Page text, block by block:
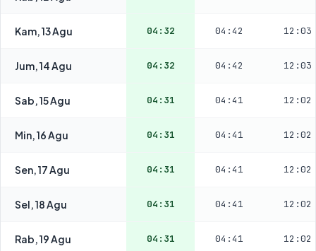
Kam, 13 Agu 04:32 04:42 12:03
Jum, 14 Agu 04:32 04:42 12:03
Sab, 15 Agu 04:31 04:41 12:02
Min, 16 Agu 04:31 04:41 12:02
Sen, 17 Agu 04:31 04:41 12:02
Sel, 18 Agu 04:31 04:41 12:02
Rab, 19 Agu 04:31 04:41 12:02